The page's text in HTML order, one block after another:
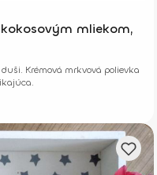
mliekom,
Krémová mrkvová polievka